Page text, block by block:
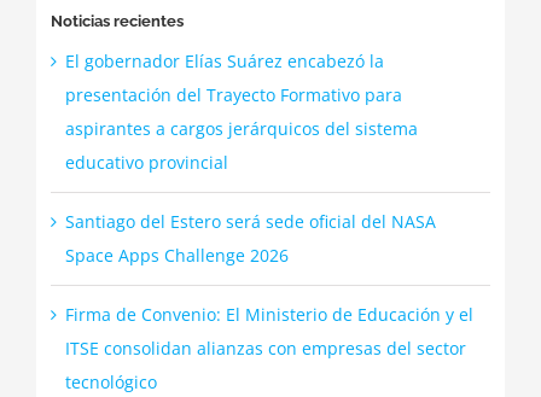
Noticias recientes
El gobernador Elías Suárez encabezó la
presentación del Trayecto Formativo para
aspirantes a cargos jerárquicos del sistema
educativo provincial
Santiago del Estero será sede oficial del NASA
Space Apps Challenge 2026
Firma de Convenio: El Ministerio de Educación y el
ITSE consolidan alianzas con empresas del sector
tecnológico